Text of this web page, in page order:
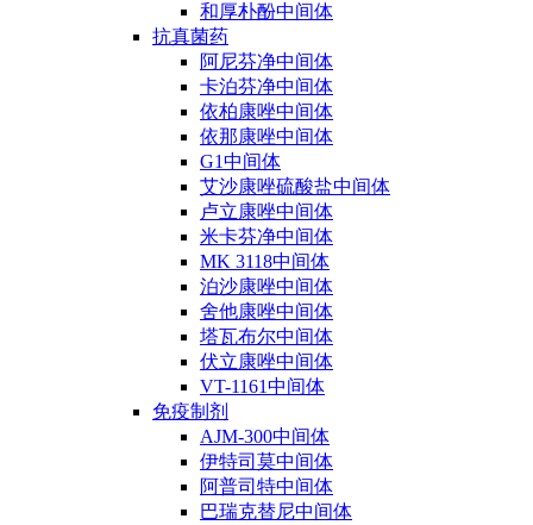
和厚朴酚中间体
抗真菌药
阿尼芬净中间体
卡泊芬净中间体
依柏康唑中间体
依那康唑中间体
G1中间体
艾沙康唑硫酸盐中间体
卢立康唑中间体
米卡芬净中间体
MK 3118中间体
泊沙康唑中间体
舍他康唑中间体
塔瓦布尔中间体
伏立康唑中间体
VT-1161中间体
免疫制剂
AJM-300中间体
伊特司莫中间体
阿普司特中间体
巴瑞克替尼中间体